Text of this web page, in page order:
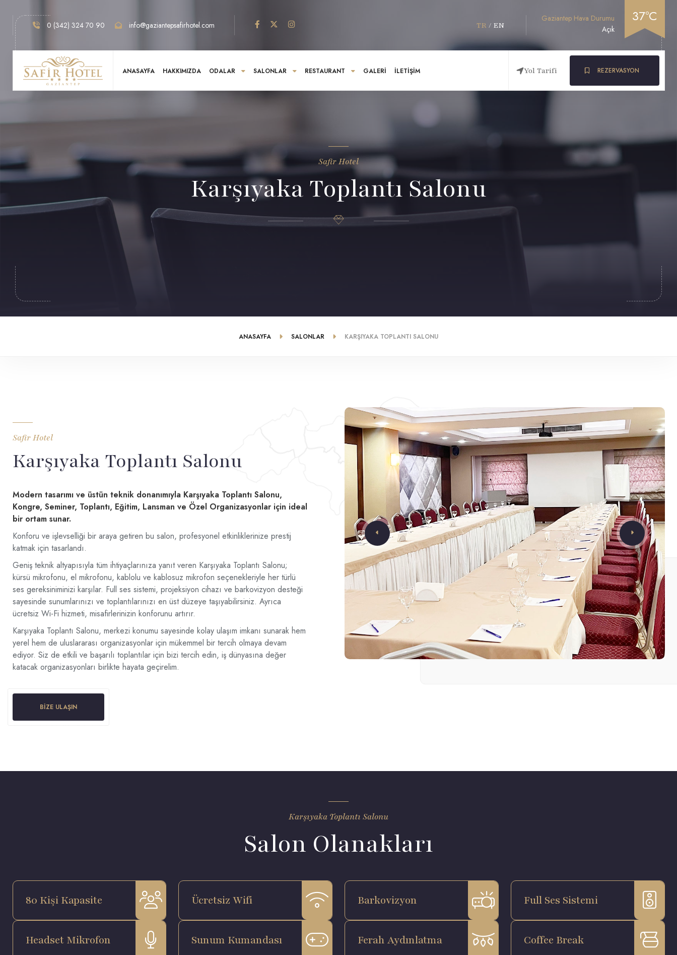
0 (342) 324 70 90 info@gaziantepsafirhotel.com
37°C
Gaziantep Hava Durumu
Açık
TR / EN
ANASAYFA HAKKIMIZDA ODALAR SALONLAR RESTAURANT GALERI İLETIŞIM REZERVASYON
Yol Tarifi
Safir Hotel
Karşıyaka Toplantı Salonu
ANASAYFA SALONLAR KARŞIYAKA TOPLANTI SALONU
Safir Hotel
Karşıyaka Toplantı Salonu
Modern tasarımı ve üstün teknik donanımıyla Karşıyaka Toplantı Salonu,
Kongre, Seminer, Toplantı, Eğitim, Lansman ve Özel Organizasyonlar için ideal
bir ortam sunar.
Konforu ve işlevselliği bir araya getiren bu salon, profesyonel etkinliklerinize prestij
katmak için tasarlandı.
Geniş teknik altyapısıyla tüm ihtiyaçlarınıza yanıt veren Karşıyaka Toplantı Salonu;
kürsü mikrofonu, el mikrofonu, kablolu ve kablosuz mikrofon seçenekleriyle her türlü
ses gereksiniminizi karşılar. Full ses sistemi, projeksiyon cihazı ve barkovizyon desteği
sayesinde sunumlarınızı ve toplantılarınızı en üst düzeye taşıyabilirsiniz. Ayrıca
ücretsiz Wi-Fi hizmeti, misafirlerinizin konforunu artırır.
Karşıyaka Toplantı Salonu, merkezi konumu sayesinde kolay ulaşım imkanı sunarak hem
yerel hem de uluslararası organizasyonlar için mükemmel bir tercih olmaya devam
ediyor. Siz de etkili ve başarılı toplantılar için bizi tercih edin, iş dünyasına değer
katacak organizasyonları birlikte hayata geçirelim.
BIZE ULAŞIN
Karşıyaka Toplantı Salonu
Salon Olanakları
80 Kişi Kapasite Ücretsiz Wifi Barkovizyon Full Ses Sistemi
Headset Mikrofon Sunum Kumandası Ferah Aydınlatma Coffee Break